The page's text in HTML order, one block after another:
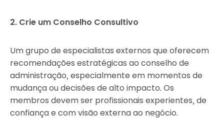
2. Crie um Conselho Consultivo
Um grupo de especialistas externos que oferecem
recomendações estratégicas ao conselho de
administração, especialmente em momentos de
mudança ou decisões de alto impacto. Os
membros devem ser profissionais experientes, de
confiança e com visão externa ao negócio.